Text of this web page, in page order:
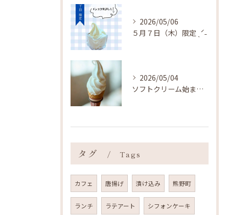
2026/05/06
５月７日（木）限定 ˎˊ˗
2026/05/04
ソフトクリーム始まりました ˎˊ˗
タグ Tags
カフェ 唐揚げ 漬け込み 熊野町
ランチ ラテアート シフォンケーキ